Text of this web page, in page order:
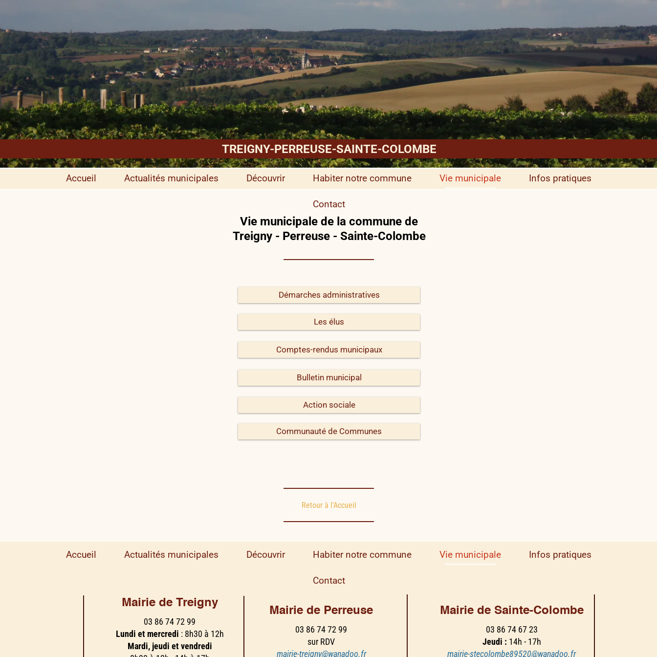
Accueil Actualités municipales Découvrir Habiter notre commune Vie municipale Infos pratiques
Contact
Mairie de Treigny
03 86 74 72 99
Lundi et mercredi : 8h30 à 12h
Mardi, jeudi et vendredi
Accueil Actualités municipales Découvrir Habiter notre commune Vie municipale Infos pratiques
Contact
Mairie de Perreuse
03 86 74 72 99
sur RDV
mairie-treigny@wanadoo.fr
Mairie de Sainte-Colombe
03 86 74 67 23
Jeudi : 14h - 17h
mairie-stecolombe89520@wanadoo.fr
TREIGNY-PERREUSE-SAINTE-COLOMBE
Vie municipale de la commune de
Treigny - Perreuse - Sainte-Colombe
Démarches administratives
Les élus
Comptes-rendus municipaux
Bulletin municipal
Action sociale
Communauté de Communes
Retour à l'Accueil